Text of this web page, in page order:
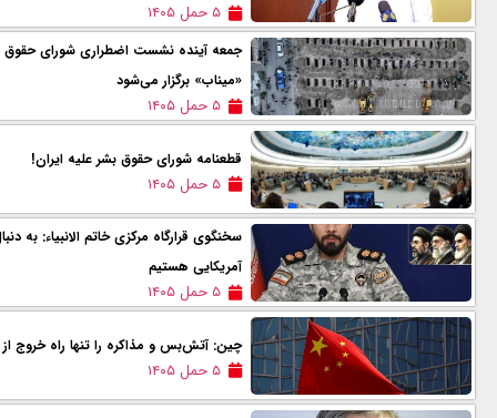
۵ حمل ۱۴۰۵
جمعه آینده نشست اضطراری شورای حقوق
«میناب» برگزار می‌شود‌
۵ حمل ۱۴۰۵
قطعنامه شورای حقوق بشر علیه ایران!
۵ حمل ۱۴۰۵
سخنگوی قرارگاه مرکزی خاتم الانبیاء: به
آمریکایی هستیم
۵ حمل ۱۴۰۵
چین: آتش‌بس و مذاکره را تنها راه خروج
۵ حمل ۱۴۰۵